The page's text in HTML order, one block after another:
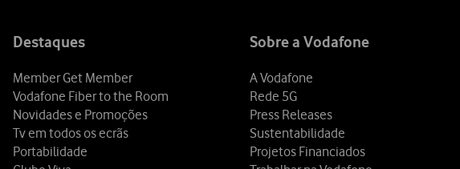
Destaques
Member Get Member
Vodafone Fiber to the Room
Novidades e Promoções
Tv em todos os ecrãs
Portabilidade
Sobre a Vodafone
A Vodafone
Rede 5G
Press Releases
Sustentabilidade
Projetos Financiados